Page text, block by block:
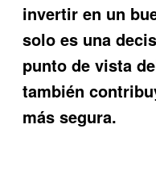
invertir en un
solo es una
punto de vista
también
más segura.